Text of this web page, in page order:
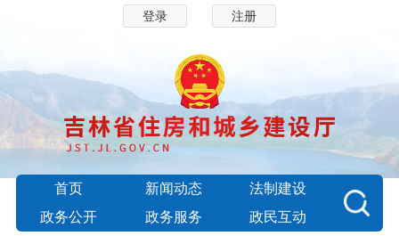
登录 注册
首页 新闻动态
法制建设
政务公开
政务服务 政民互动